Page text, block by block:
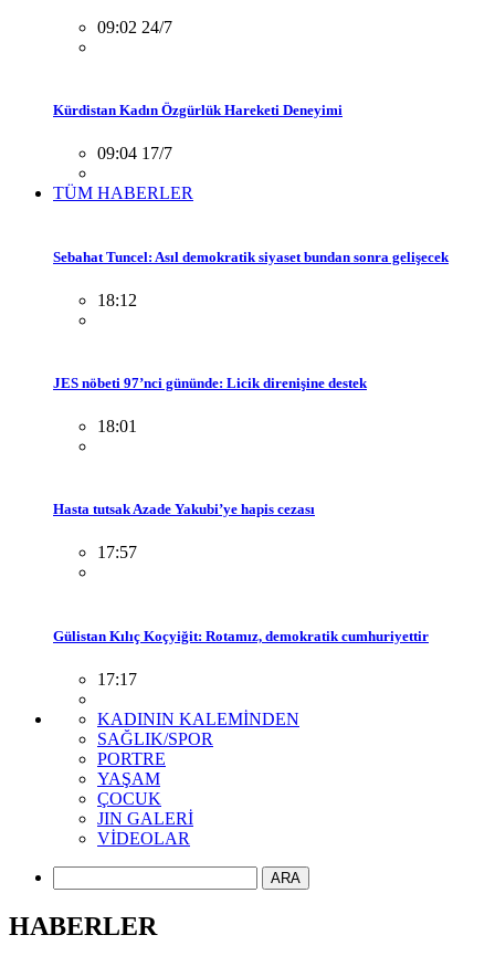
09:02 24/7
Kürdistan Kadın Özgürlük Hareketi Deneyimi
09:04 17/7
TÜM HABERLER
Sebahat Tuncel: Asıl demokratik siyaset bundan sonra gelişecek
18:12
JES nöbeti 97’nci gününde: Licik direnişine destek
18:01
Hasta tutsak Azade Yakubi’ye hapis cezası
17:57
Gülistan Kılıç Koçyiğit: Rotamız, demokratik cumhuriyettir
17:17
KADININ KALEMİNDEN
SAĞLIK/SPOR
PORTRE
YAŞAM
ÇOCUK
JIN GALERİ
VİDEOLAR
ARA
HABERLER